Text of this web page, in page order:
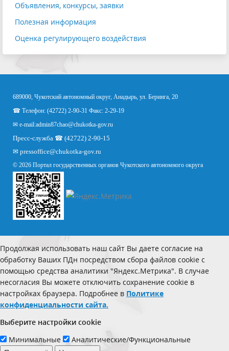
Объявления, конкурсы, заявки
Полезная информация
Оценка регулирующего воздействия
689000, Чукотский автономный округ, Анадырь, ул. Беринга, 20
☎ Телефон: (42722) 2-90-31 Факс: 2-29-19
✉ e-mail:admin87chao@chukotka-gov.ru
Пресс-служба ☎ (42722) 2-90-15
✉ pressoffice@chukotka-gov.ru
© 2026 Портал государственных органов Чукотского автономного округа
Продолжая использовать наш сайт Вы даете согласие на
обработку Ваших ПДн посредством сбора файлов cookie с
помощью средства аналитики "Яндекс.Метрика". В случае
несогласия Вы можете отключить сохранение cookie в
настройках браузера. Подробнее в Политике
конфиденциальности сайта.
Выберите настройки cookie
Минимальные
Аналитические/Функциональные